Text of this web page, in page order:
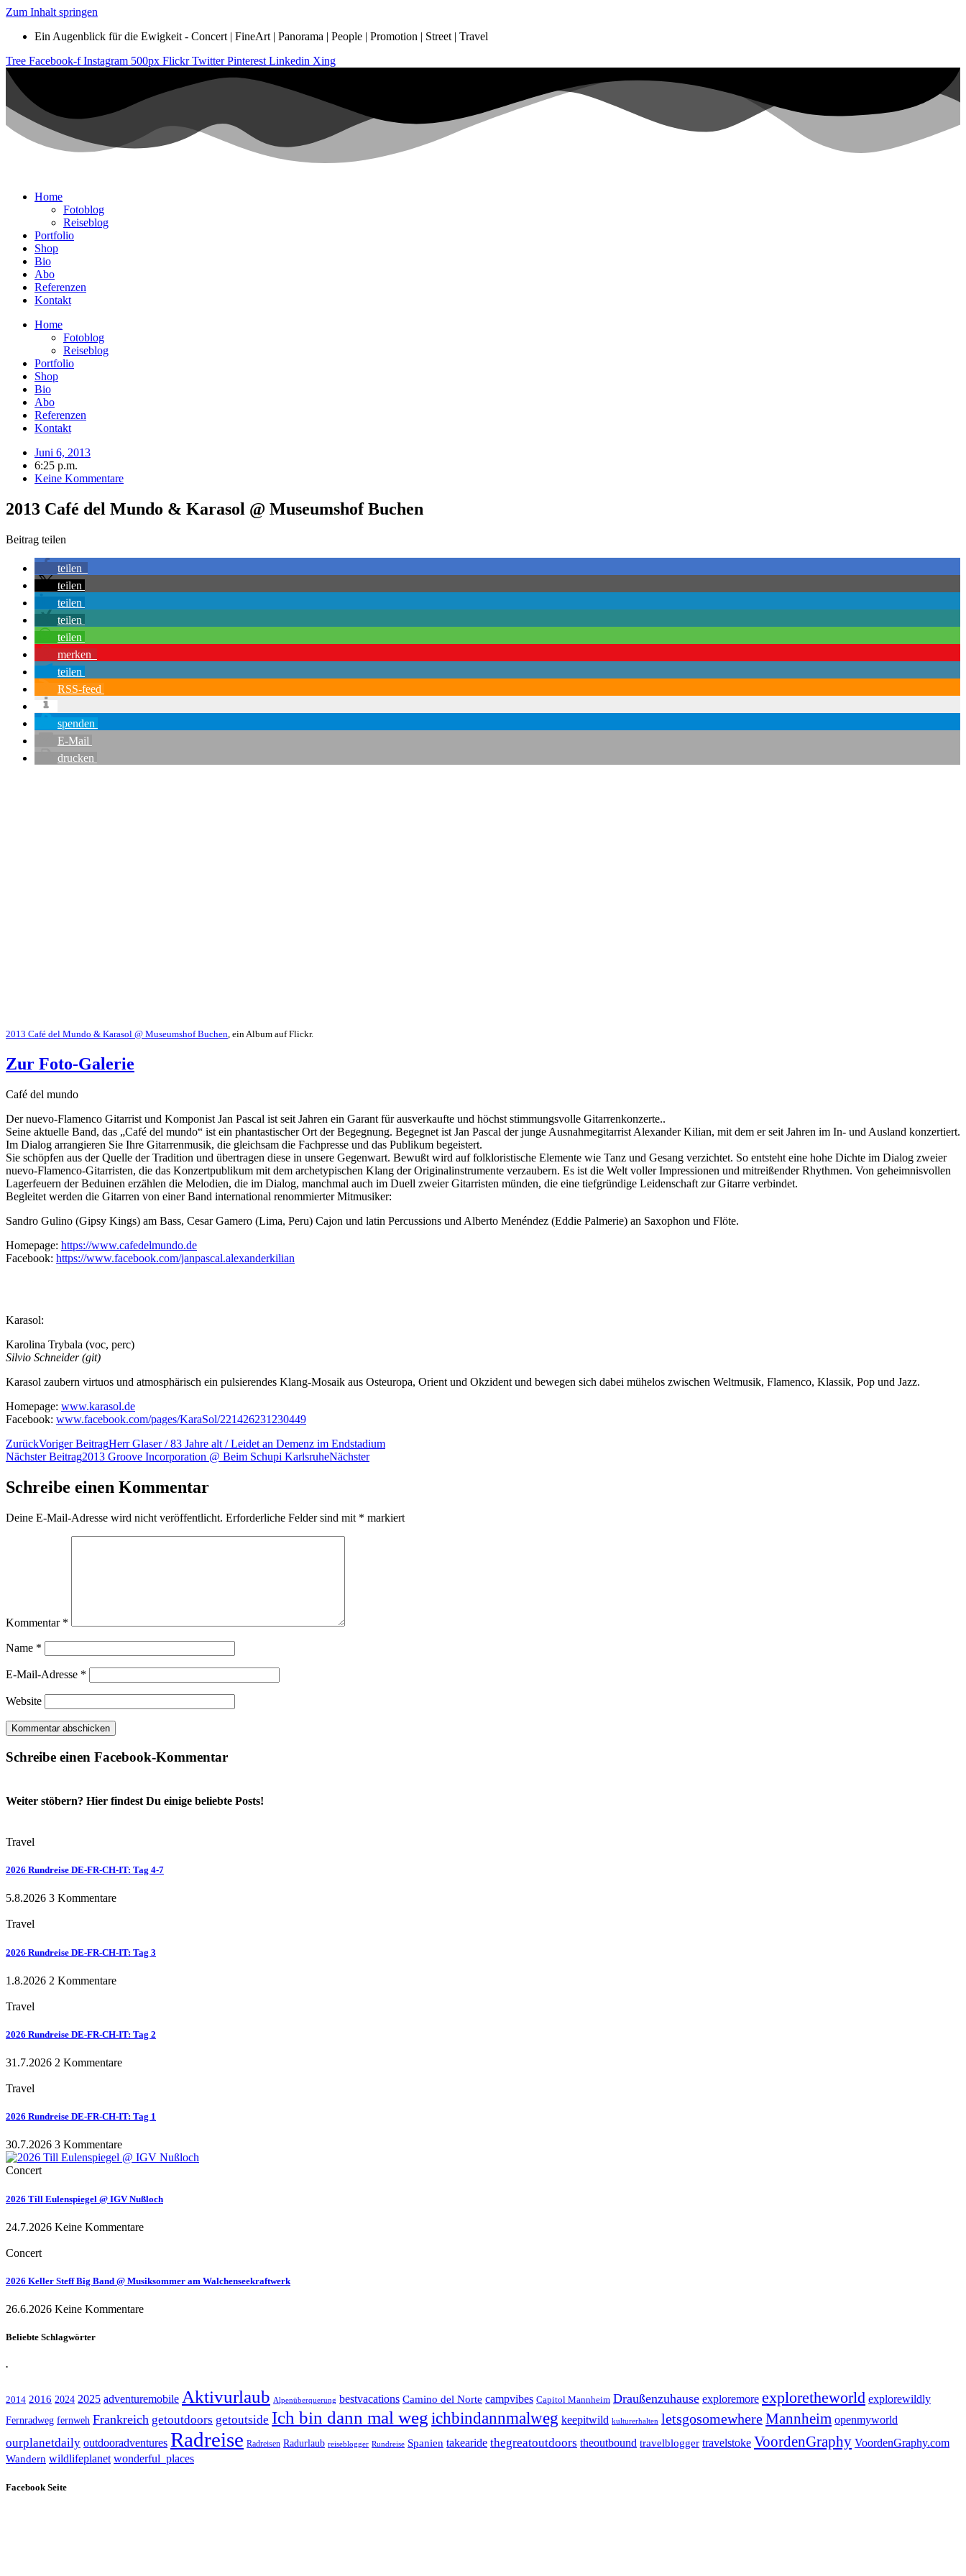
Zum Inhalt springen
Ein Augenblick für die Ewigkeit - Concert | FineArt | Panorama | People | Promotion | Street | Travel
Tree Facebook-f Instagram 500px Flickr Twitter Pinterest Linkedin Xing
Home
Fotoblog
Reiseblog
Portfolio
Shop
Bio
Abo
Referenzen
Kontakt
Home
Fotoblog
Reiseblog
Portfolio
Shop
Bio
Abo
Referenzen
Kontakt
Juni 6, 2013
6:25 p.m.
Keine Kommentare
2013 Café del Mundo & Karasol @ Museumshof Buchen
Beitrag teilen
teilen
teilen
teilen
teilen
teilen
merken
teilen
RSS-feed
spenden
E-Mail
drucken
2013 Café del Mundo & Karasol @ Museumshof Buchen, ein Album auf Flickr.
Zur Foto-Galerie
Café del mundo
Der nuevo-Flamenco Gitarrist und Komponist Jan Pascal ist seit Jahren ein Garant für ausverkaufte und höchst stimmungsvolle Gitarrenkonzerte..
Seine aktuelle Band, das „Café del mundo“ ist ein phantastischer Ort der Begegnung. Begegnet ist Jan Pascal der junge Ausnahmegitarrist Alexander Kilian, mit dem er seit Jahren im In- und Ausland konzertiert.
Im Dialog arrangieren Sie Ihre Gitarrenmusik, die gleichsam die Fachpresse und das Publikum begeistert.
Sie schöpfen aus der Quelle der Tradition und übertragen diese in unsere Gegenwart. Bewußt wird auf folkloristische Elemente wie Tanz und Gesang verzichtet. So entsteht eine hohe Dichte im Dialog zweier
nuevo-Flamenco-Gitarristen, die das Konzertpublikum mit dem archetypischen Klang der Originalinstrumente verzaubern. Es ist die Welt voller Impressionen und mitreißender Rhythmen. Von geheimnisvollen
Lagerfeuern der Beduinen erzählen die Melodien, die im Dialog, manchmal auch im Duell zweier Gitarristen münden, die eine tiefgründige Leidenschaft zur Gitarre verbindet.
Begleitet werden die Gitarren von einer Band international renommierter Mitmusiker:
Sandro Gulino (Gipsy Kings) am Bass, Cesar Gamero (Lima, Peru) Cajon und latin Percussions und Alberto Menéndez (Eddie Palmerie) an Saxophon und Flöte.
Homepage: https://www.cafedelmundo.de
Facebook: https://www.facebook.com/janpascal.alexanderkilian
Karasol:
Karolina Trybala (voc, perc)
Silvio Schneider (git)
Karasol zaubern virtuos und atmosphärisch ein pulsierendes Klang-Mosaik aus Osteuropa, Orient und Okzident und bewegen sich dabei mühelos zwischen Weltmusik, Flamenco, Klassik, Pop und Jazz.
Homepage: www.karasol.de
Facebook: www.facebook.com/pages/KaraSol/221426231230449
ZurückVoriger BeitragHerr Glaser / 83 Jahre alt / Leidet an Demenz im Endstadium
Nächster Beitrag2013 Groove Incorporation @ Beim Schupi KarlsruheNächster
Schreibe einen Kommentar
Deine E-Mail-Adresse wird nicht veröffentlicht. Erforderliche Felder sind mit * markiert
Kommentar *
Name *
E-Mail-Adresse *
Website
Schreibe einen Facebook-Kommentar
Weiter stöbern? Hier findest Du einige beliebte Posts!
Travel
2026 Rundreise DE-FR-CH-IT: Tag 4-7
5.8.2026 3 Kommentare
Travel
2026 Rundreise DE-FR-CH-IT: Tag 3
1.8.2026 2 Kommentare
Travel
2026 Rundreise DE-FR-CH-IT: Tag 2
31.7.2026 2 Kommentare
Travel
2026 Rundreise DE-FR-CH-IT: Tag 1
30.7.2026 3 Kommentare
Concert
2026 Till Eulenspiegel @ IGV Nußloch
24.7.2026 Keine Kommentare
Concert
2026 Keller Steff Big Band @ Musiksommer am Walchenseekraftwerk
26.6.2026 Keine Kommentare
Beliebte Schlagwörter
.
2014 2016 2024 2025 adventuremobile Aktivurlaub Alpenüberquerung bestvacations Camino del Norte campvibes Capitol Mannheim Draußenzuhause exploremore exploretheworld explorewildly
Fernradweg fernweh Frankreich getoutdoors getoutside Ich bin dann mal wegichbindannmalweg keepitwild kulturerhalten letsgosomewhereMannheim openmyworld
ourplanetdaily outdooradventures Radreise Radreisen Radurlaub reiseblogger Rundreise Spanien takearide thegreatoutdoors theoutbound travelblogger travelstoke VoordenGraphy VoordenGraphy.com
Wandern wildlifeplanet wonderful_places
Facebook Seite